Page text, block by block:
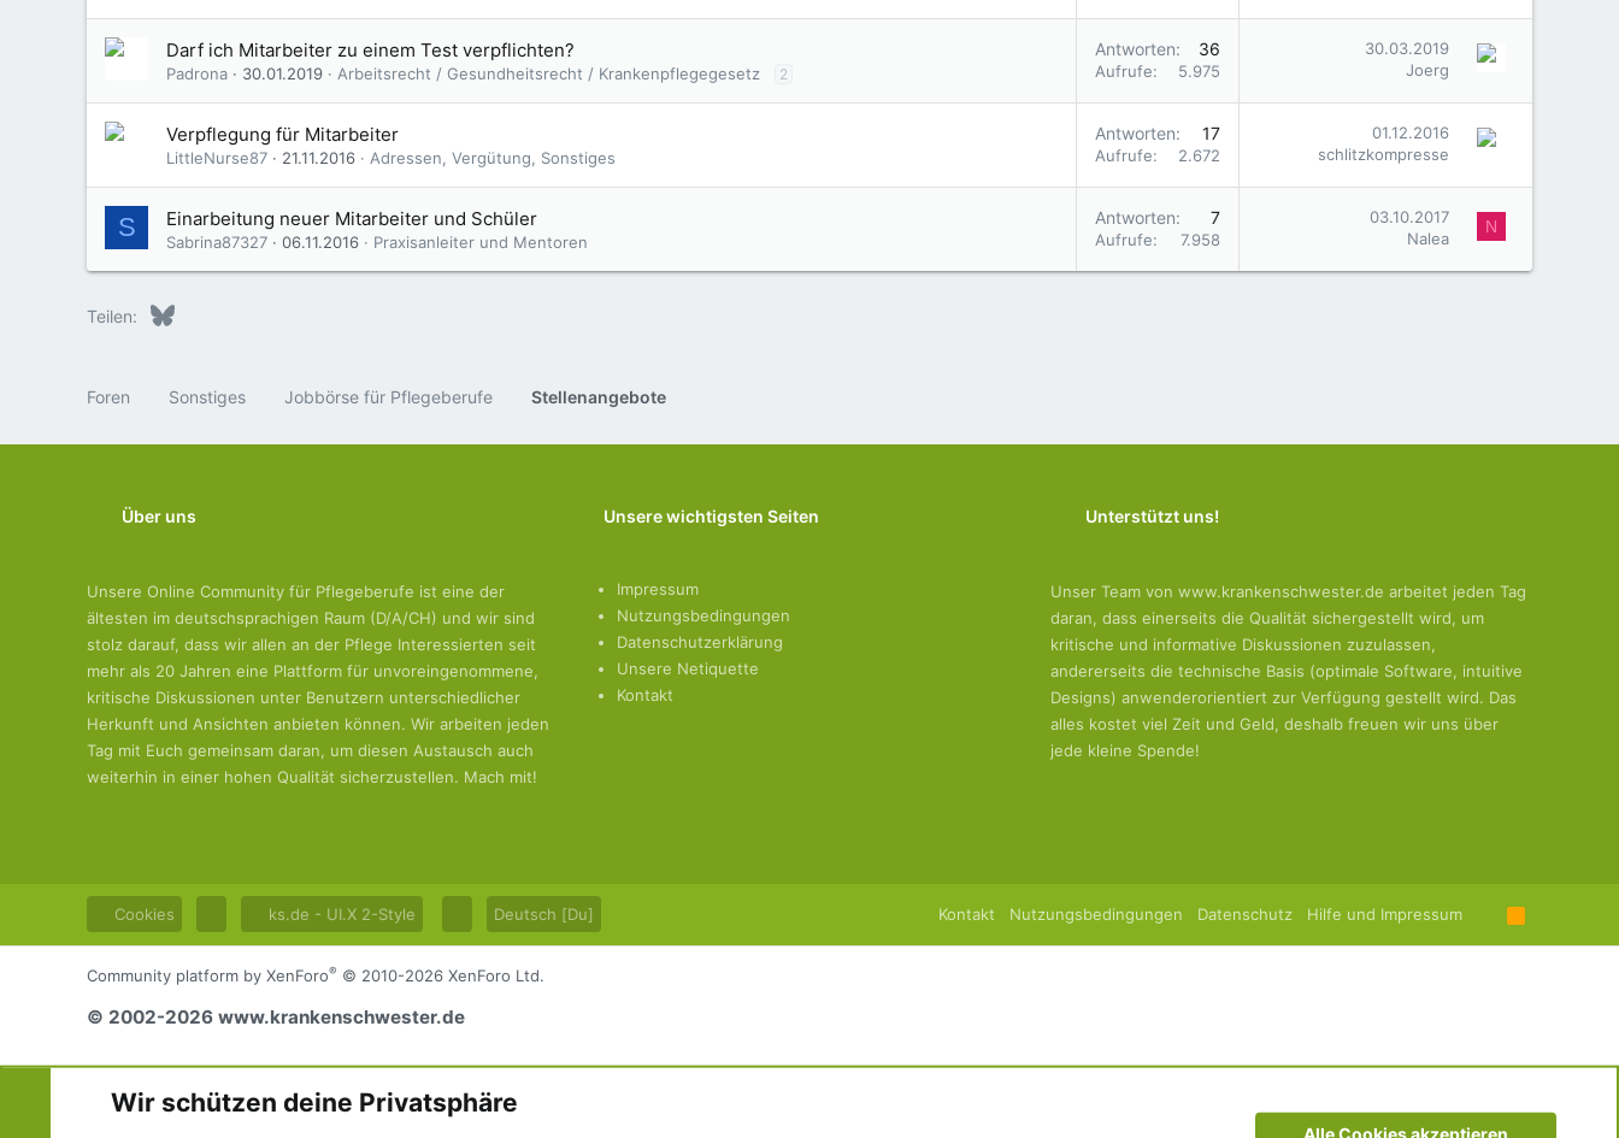
Darf ich Mitarbeiter zu einem Test verpflichten?
Padrona 30.01.2019 Arbeitsrecht / Gesundheitsrecht / Krankenpflegegesetz 2
Antworten 36
Aufrufe 5.975
30.03.2019
Joerg
Verpflegung für Mitarbeiter
LittleNurse87 21.11.2016 Adressen, Vergütung, Sonstiges
Antworten 17
Aufrufe 2.672
01.12.2016
schlitzkompresse
S Einarbeitung neuer Mitarbeiter und Schüler
Sabrina87327 06.11.2016 Praxisanleiter und Mentoren
Antworten 7
Aufrufe 7.958
03.10.2017
Nalea
N
Teilen: Bluesky
Foren Sonstiges Jobbörse für Pflegeberufe Stellenangebote
Über uns
Unsere Online Community für Pflegeberufe ist eine der
ältesten im deutschsprachigen Raum (D/A/CH) und wir sind
stolz darauf, dass wir allen an der Pflege Interessierten seit
mehr als 20 Jahren eine Plattform für unvoreingenommene,
kritische Diskussionen unter Benutzern unterschiedlicher
Herkunft und Ansichten anbieten können. Wir arbeiten jeden
Tag mit Euch gemeinsam daran, um diesen Austausch auch
weiterhin in einer hohen Qualität sicherzustellen. Mach mit!
Unsere wichtigsten Seiten
Impressum
Nutzungsbedingungen
Datenschutzerklärung
Unsere Netiquette
Kontakt
Unterstützt uns!
Unser Team von www.krankenschwester.de arbeitet jeden Tag
daran, dass einerseits die Qualität sichergestellt wird, um
kritische und informative Diskussionen zuzulassen,
andererseits die technische Basis (optimale Software, intuitive
Designs) anwenderorientiert zur Verfügung gestellt wird. Das
alles kostet viel Zeit und Geld, deshalb freuen wir uns über
jede kleine Spende!
Cookies ks.de - UI.X 2-Style Deutsch [Du] Kontakt Nutzungsbedingungen Datenschutz Hilfe und Impressum
R
S
S
Community platform by XenForo® © 2010-2026 XenForo Ltd.
© 2002-2026 www.krankenschwester.de
Wir schützen deine Privatsphäre
Alle Cookies akzeptieren